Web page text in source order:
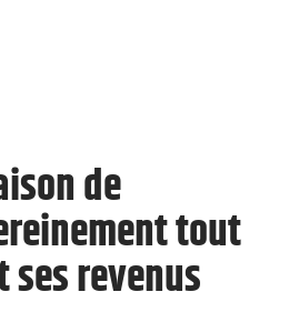
de
tout
revenus